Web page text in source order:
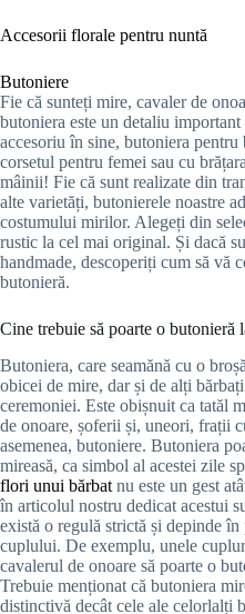
Accesorii florale pentru nuntă
Butoniere
Fie că sunteți mire, cavaler de
butoniera este un detaliu
accesoriu în sine, butoniera
corsetul pentru femei sau cu
mâinii! Fie că sunt realizate din
alte varietăți, butonierele noastre
costumului mirilor. Alegeți din
rustic la cel mai original. Și dacă
handmade, descoperiți cum să vă
butonieră.
Cine trebuie să poarte o butonieră
Butoniera, care seamănă cu o
obicei de mire, dar și de alți
ceremoniei. Este obișnuit ca tatăl
de onoare, șoferii și, uneori, frații
asemenea, butoniere. Butoniera
mireasă, ca simbol al acestei zile
flori unui bărbat nu este un gest
în articolul nostru dedicat acestui
există o regulă strictă și depinde
cuplului. De exemplu, unele
cavalerul de onoare să poarte o
Trebuie menționat că butoniera
distinctivă decât cele ale celorlalți